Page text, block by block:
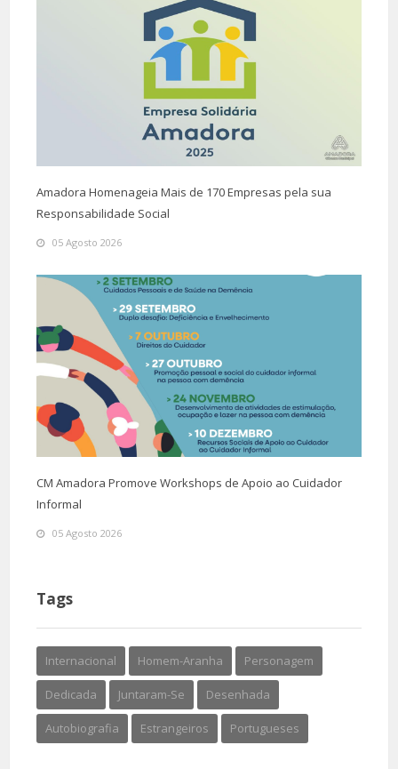
Amadora Homenageia Mais de 170 Empresas pela sua
Responsabilidade Social
05 Agosto 2026
CM Amadora Promove Workshops de Apoio ao Cuidador
Informal
05 Agosto 2026
Tags
Internacional Homem-Aranha Personagem
Dedicada Juntaram-Se Desenhada
Autobiografia Estrangeiros Portugueses